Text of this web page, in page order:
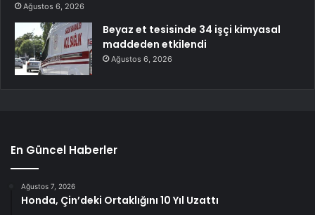
Ağustos 6, 2026
Beyaz et tesisinde 34 işçi kimyasal
maddeden etkilendi
Ağustos 6, 2026
En Güncel Haberler
Ağustos 7, 2026
Honda, Çin’deki Ortaklığını 10 Yıl Uzattı